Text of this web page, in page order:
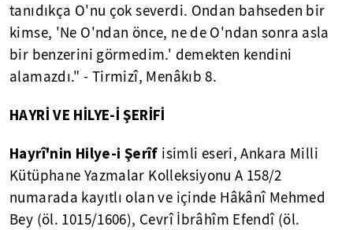
tanıdıkça O'nu çok severdi. Ondan bahseden bir
kimse, 'Ne O'ndan önce, ne de O'ndan sonra asla
bir benzerini görmedim.' demekten kendini
alamazdı." - Tirmizî, Menâkıb 8.
HAYRİ VE HİLYE-İ ŞERİFİ
Hayrî'nin Hilye-i Şerîf isimli eseri, Ankara Milli
Kütüphane Yazmalar Kolleksiyonu A 158/2
numarada kayıtlı olan ve içinde Hâkânî Mehmed
Bey (öl. 1015/1606), Cevrî İbrâhîm Efendî (öl.